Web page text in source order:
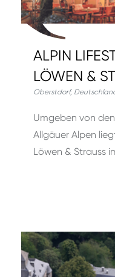
ALPIN
LÖWEN &
Oberstdorf,
Umgeben von
Allgäuer Alpen
Löwen & Strauss